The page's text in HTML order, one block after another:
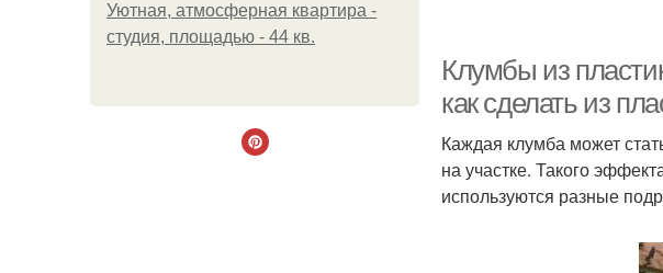
Уютная, атмосферная квартира -
студия, площадью - 44 кв.
Клумбы из
как сделать из
Каждая клумба может
на участке. Такого
используются разные